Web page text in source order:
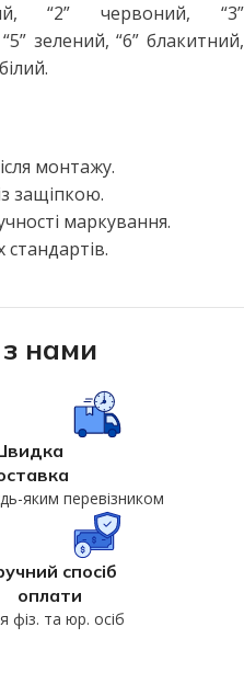
“2” червоний, “3”
зелений, “6” блакитний,
монтажу.
защіпкою.
маркування.
стандартів.
нами
яким перевізником
спосіб
оплати
фіз. та юр. осіб